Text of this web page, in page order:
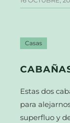
Casas
Estas dos
para
superfluo y